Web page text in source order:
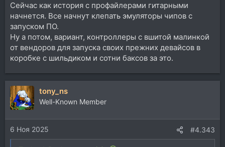
Сейчас как история с профайлерами гитарными
начнется. Все начнут клепать эмуляторы чипов с
запуском ПО.
Ну а потом, вариант, контроллеры с вшитой малинкой
от вендоров для запуска своих прежних девайсов в
коробке с шильдиком и сотни баксов за это.
tony_ns
Well-Known Member
6 Ноя 2025 #4.343